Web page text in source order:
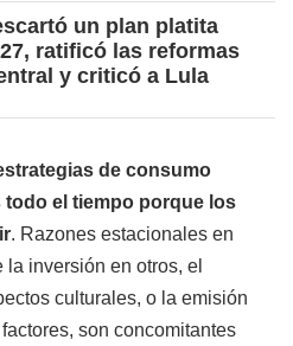
un plan platita
ratificó las reformas
y criticó a Lula
de consumo
todo el tiempo porque los
. Razones estacionales en
inversión en otros, el
culturales, o la emisión
son concomitantes